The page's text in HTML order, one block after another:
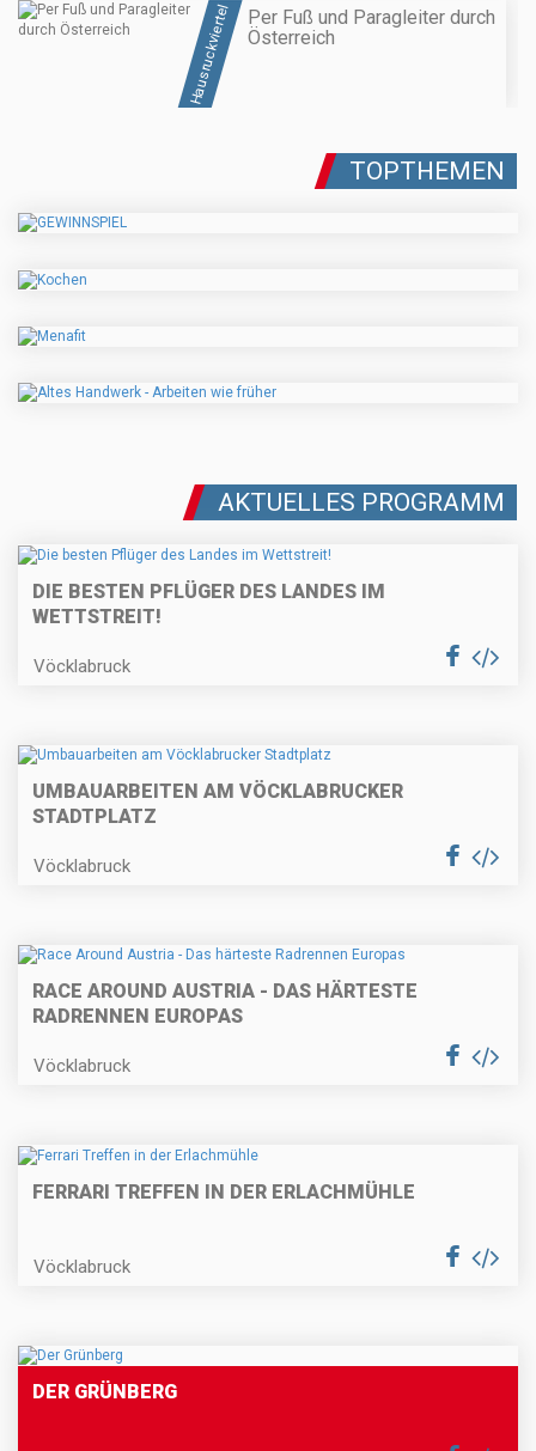
Hausruckviertel
Per Fuß und Paragleiter durch
Österreich
TOPTHEMEN
AKTUELLES PROGRAMM
DIE BESTEN PFLÜGER DES LANDES IM
WETTSTREIT!
Vöcklabruck
UMBAUARBEITEN AM VÖCKLABRUCKER
STADTPLATZ
Vöcklabruck
RACE AROUND AUSTRIA - DAS HÄRTESTE
RADRENNEN EUROPAS
Vöcklabruck
FERRARI TREFFEN IN DER ERLACHMÜHLE
Vöcklabruck
DER GRÜNBERG